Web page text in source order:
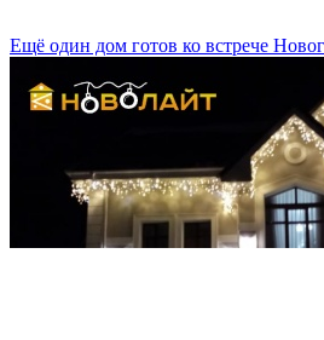
Ещё один дом готов ко встрече